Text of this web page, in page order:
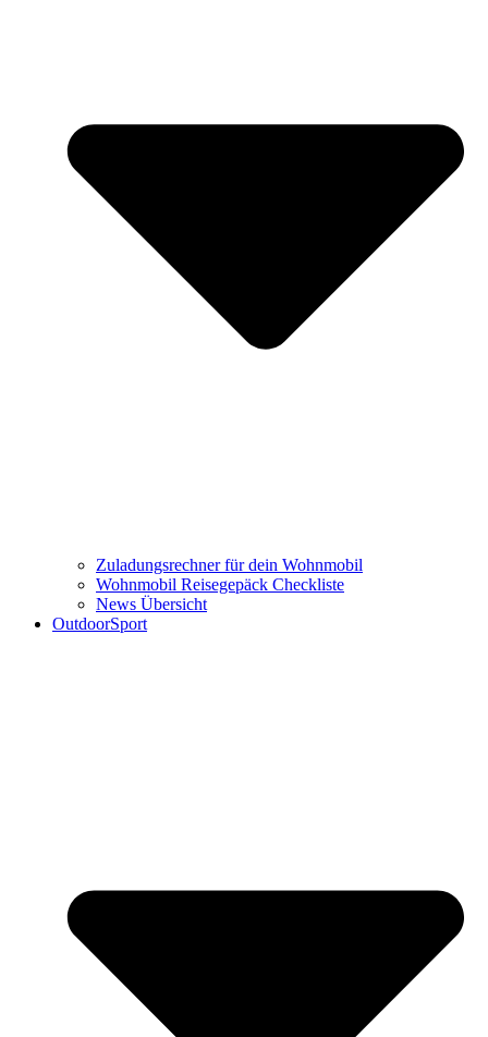
Zuladungsrechner für dein Wohnmobil
Wohnmobil Reisegepäck Checkliste
News Übersicht
OutdoorSport